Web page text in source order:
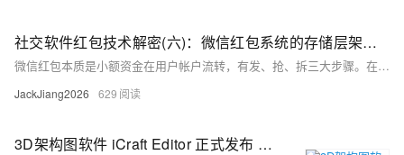
社交软件红包技术解密(六)：微信红包系统的存储层架构演进实践
微信红包本质是小额资金在用户帐户流转，有发、抢、拆三大步骤。在这个过程中对事务有高要求，所以订单最终要基于传统的RDBMS，这方面是它的强项，最终订单的存储使用互联网行业最通用的MySQL数据库。支持事务、成熟稳定，我们的团队在MySQL上有长期技术积累。但是传统数据库的扩展性有局限，需要通过架构解决。
JackJiang2026 629
3D架构图软件 iCraft Editor 正式发布 @icraft/player-react 前端组件, 轻松嵌入3D架构图到您的项目，实现数字孪生